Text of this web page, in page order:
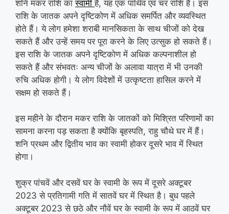
शनि मकर राशि कास्वामीहै, यह एक पार्थिव एवं चर राशि है। इस
राशि के जातक अपने दृष्टिकोण में अधिक समर्पित और व्यवस्थित
होते हैं। ये लोग हमेशा शराबी मानसिकता के साथ चीजों को देख
सकते हैं और उन्हें समय पर पूरा करने के लिए उत्सुक हो सकते हैं।
इस राशि के जातक अपने दृष्टिकोण में अधिक कल्पनाशील हो
सकते हैं और संभवतः अन्य चीजों के अलावा यात्रा में भी उनकी
रुचि अधिक होगी। ये लोग विदेशों में उत्कृष्टता हासिल करने में
सक्षम हो सकते हैं।
इस महीने के दौरान मकर राशि के जातकों को मिश्रित परिणामों का
सामना करना पड़ सकता है क्योंकि बृहस्पति, राहु चौथे घर में हैं।
शनि प्रथम और द्वितीय भाव का स्वामी होकर दूसरे भाव में स्थित
होगा।
शुक्र पांचवें और दसवें घर के स्वामी के रूप में दूसरे अक्टूबर
2023 से प्रतिगामी गति में सातवें घर में स्थित है। बुध पहले
अक्टूबर 2023 से छठे और नौवें घर के स्वामी के रूप में आठवें घर